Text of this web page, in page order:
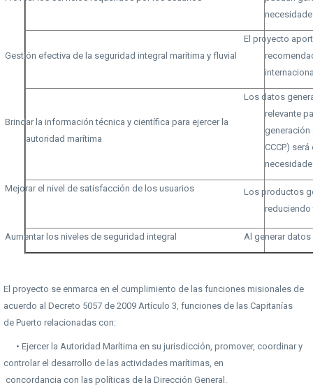
Gestión efectiva de la seguridad integral marítima y fluvial
El proyecto
Brindar la información técnica y científica para ejercer la
autoridad marítima
Los datos
relevante
generación
CCCP)
Mejorar el nivel de satisfacción de los usuarios
Los productos
Aumentar los niveles de seguridad integral Al generar
El proyecto se enmarca en el cumplimiento de las funciones misionales de
acuerdo al Decreto 5057 de 2009 Artículo 3, funciones de las Capitanías
de Puerto relacionadas con:
• Ejercer la Autoridad Marítima en su jurisdicción, promover, coordinar y
controlar el desarrollo de las actividades marítimas, en
concordancia con las políticas de la Dirección General.